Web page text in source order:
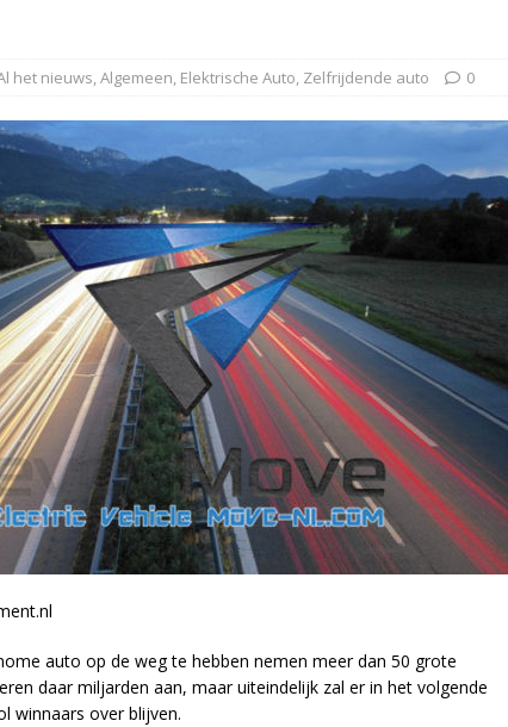
het nieuws,Algemeen, Elektrische Auto, Zelfrijdende auto 0
auto op de weg te hebben nemen meer dan 50 grote
daar miljarden aan, maar uiteindelijk zal er in het volgende
winnaars over blijven.